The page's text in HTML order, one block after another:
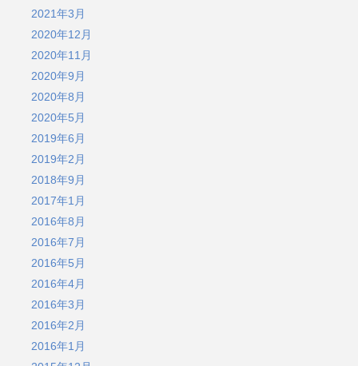
2021年3月
2020年12月
2020年11月
2020年9月
2020年8月
2020年5月
2019年6月
2019年2月
2018年9月
2017年1月
2016年8月
2016年7月
2016年5月
2016年4月
2016年3月
2016年2月
2016年1月